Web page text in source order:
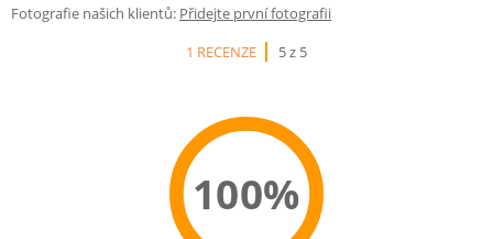
Fotografie našich klientů: Přidejte první fotografii
1 RECENZE
5 z 5
100%